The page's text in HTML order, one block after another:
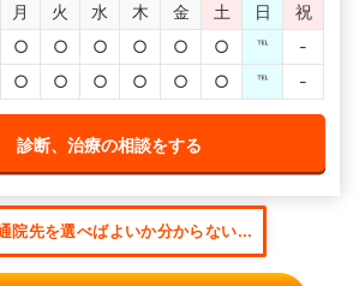
月 火 水 木 金 土 日
祝
○ ○ ○ ○ ○ ○ ℡
-
○ ○ ○ ○ ○ ○ ℡ -
診断、治療の相談をする
院先を選べばよいか分からない...